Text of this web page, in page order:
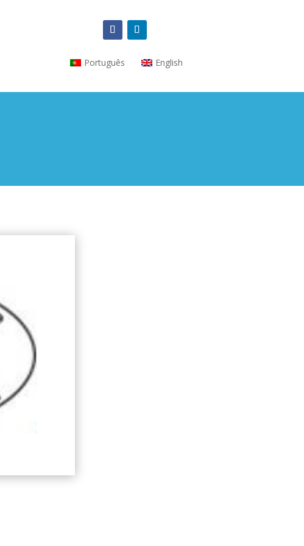
Português English